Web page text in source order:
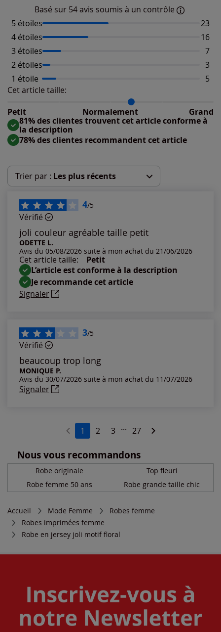
Basé sur 54 avis soumis à un contrôle
5 étoiles
23
4 étoiles
16
3 étoiles
7
2 étoiles
3
1 étoile
5
Cet article taille:
Petit
Normalement Grand
Répartition du taillant selon les avis clients
Taille grand : 18%
81% des clientes trouvent cet article conforme à
la description
78% des clientes recommandent cet article
Trier par : Les plus récents
Les plus récents
Les plus anciens
Notes les plus élevées
Notes les plus basses
4/5
Vérifié
joli couleur agréable taille petit
ODETTE L.
Avis du 05/08/2026 suite à mon achat du 21/06/2026
Cet article taille:
Petit
L’article est conforme à la description
Je recommande cet article
Signaler
3/5
Vérifié
beaucoup trop long
MONIQUE P.
Avis du 30/07/2026 suite à mon achat du 11/07/2026
Signaler
1 2 3 ... 27
Nous vous recommandons
Robe originale
Top fleuri
Robe femme 50 ans
Robe grande taille chic
Accueil Mode Femme
Robes femme
Robes imprimées femme
Robe en jersey joli motif floral